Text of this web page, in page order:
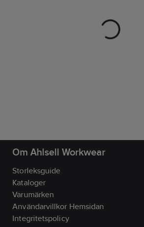
Om Ahlsell Workwear
Storleksguide
Kataloger
Varumärken
Användarvillkor Hemsidan
Integritetspolicy